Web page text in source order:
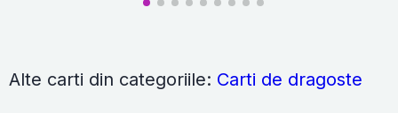
Alte carti din categoriile: Carti de dragoste